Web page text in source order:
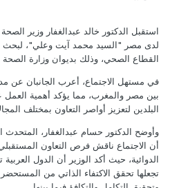
استقبل الدكتور خالد عبدالغفار وزير
لدى مصر "السيد محمد آيت وعلي"، لبحث
القطاع الصحي، وذلك بديوان وزارة الصحة
في مستهل الاجتماع، أعرب الجانبان عن
بين مصر والمغرب، مما يؤكد أهمية
البلدين لتعزيز أواصر التعاون بمختلف
وأوضح الدكتور حسام عبدالغفار،
أن الاجتماع ناقش فرص التعاون
الدوائية، حيث أكد الوزير أن الدول
تجعلها تحقق الاكتفاء الذاتي من